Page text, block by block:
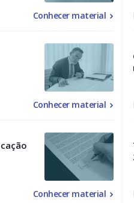
Conhecer material
Conhecer material
Conhecer material